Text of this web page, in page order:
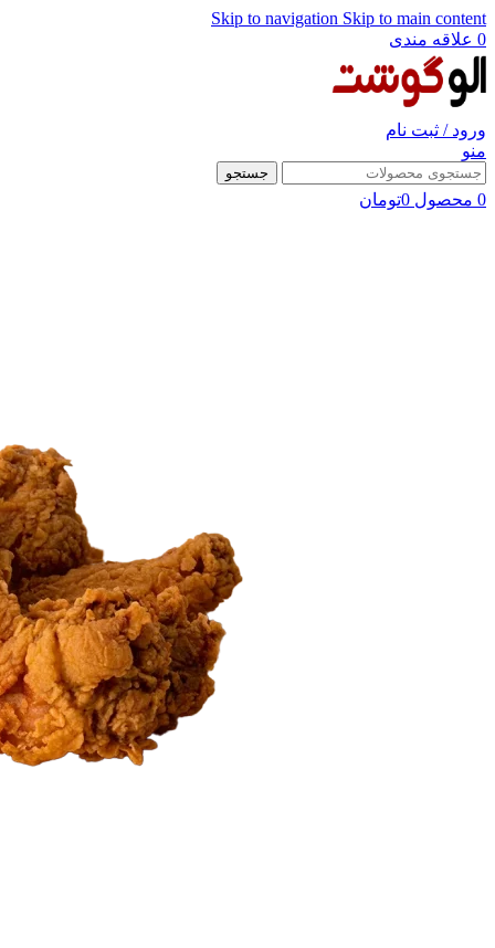
Skip to navigation Skip to main content
0 علاقه مندی
ورود / ثبت نام
منو
جستجو
0 محصول 0تومان